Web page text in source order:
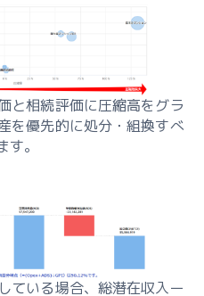
と相続評価に圧縮高をグラ
を優先的に処分・組換すべ
。
ている場合、総潜在収入ー